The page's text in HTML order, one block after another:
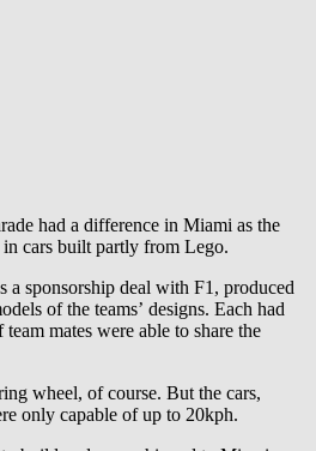
had a difference in Miami as the
cars built partly from Lego.
a sponsorship deal with F1, produced
of the teams’ designs. Each had
mates were able to share the
wheel, of course. But the cars,
only capable of up to 20kph.